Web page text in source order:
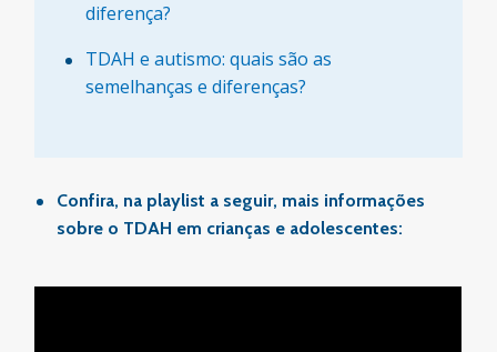
diferença?
TDAH e autismo: quais são as
semelhanças e diferenças?
Confira, na playlist a seguir, mais informações
sobre o TDAH em crianças e adolescentes: